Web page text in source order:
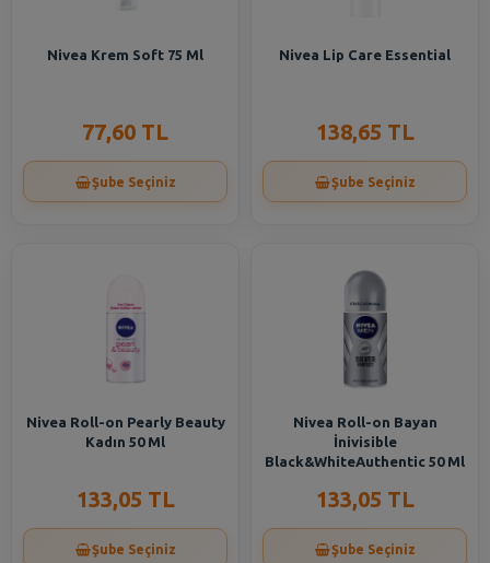
Nivea Krem Soft 75 Ml
77,60 TL
Şube Seçiniz
Nivea Lip Care Essential
138,65 TL
Şube Seçiniz
Nivea Roll-on Pearly Beauty
Kadın 50 Ml
133,05 TL
Şube Seçiniz
Nivea Roll-on Bayan
İnivisible
Black&WhiteAuthentic 50 Ml
133,05 TL
Şube Seçiniz